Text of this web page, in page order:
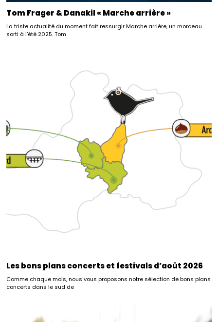
Tom Frager & Danakil « Marche arrière »
La triste actualité du moment fait ressurgir Marche arrière, un morceau
sorti à l’été 2025. Tom
Les bons plans concerts et festivals d’août 2026
Comme chaque mois, nous vous proposons notre sélection de bons plans
concerts dans le sud de